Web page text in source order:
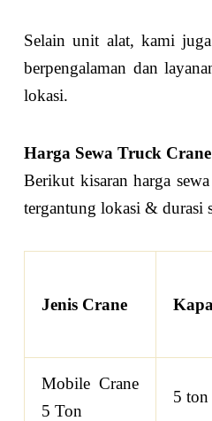
Selain unit alat, kami
berpengalaman dan
lokasi.
Harga Sewa Truck
Berikut kisaran harga
tergantung lokasi & durasi
Jenis Crane
Mobile Crane
5 Ton
5 ton